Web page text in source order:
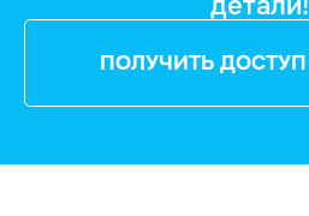
ПОЛУЧИТЬ